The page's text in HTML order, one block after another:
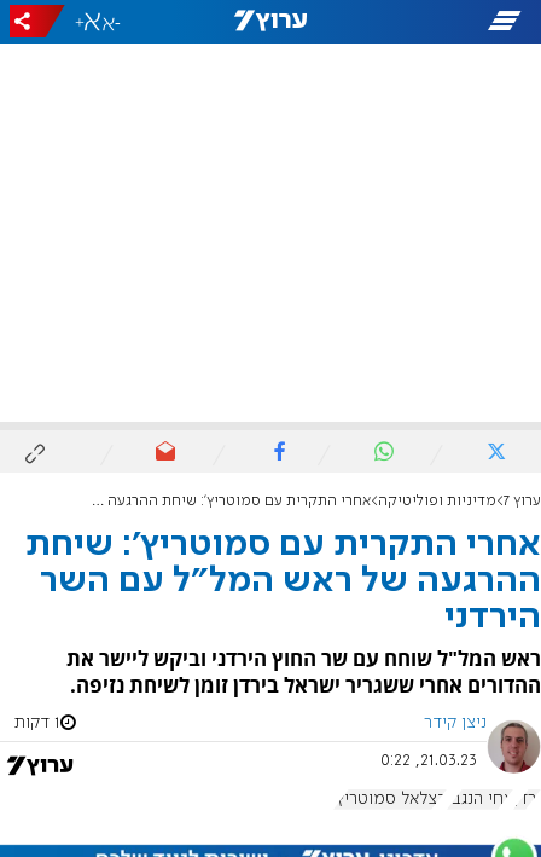
-
+
ערוץ 7 מדיניות ופוליטיקה אחרי התקרית עם סמוטריץ': שיחת ההרגעה של ראש המל"ל עם השר הירדני
אחרי התקרית עם סמוטריץ': שיחת
ההרגעה של ראש המל"ל עם השר
הירדני
ראש המל"ל שוחח עם שר החוץ הירדני וביקש ליישר את
ההדורים אחרי ששגריר ישראל בירדן זומן לשיחת נזיפה.
ניצן קידר 1 דקות
21.03.23, 0:22
ירדן צחי הנגבי בצלאל סמוטריץ'